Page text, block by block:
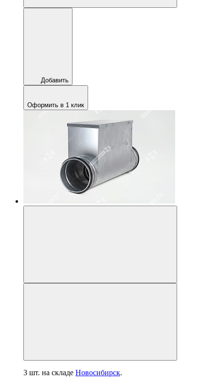
Добавить
Оформить в 1 клик
3 шт. на складе Новосибирск.